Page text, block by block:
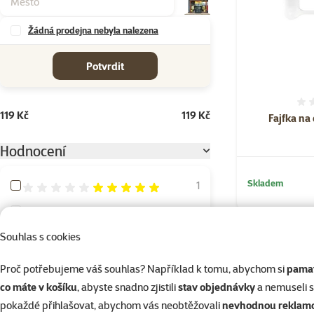
Souhlas s cookies
Proč potřebujeme váš souhlas? Například k tomu, abychom si
co máte v košíku, abyste snadno zjistilistav objednávkya nemuseli
pokaždé přihlašovat, abychom vás neobtěžovalinevhodnou
Žádná prodejna nebyla nalezena
Potvrdit
119 Kč 119 Kč
Hodnocení
Hodnocení 100%
1
Hodnocení 80%
0
Hodnocení 20%
0
Fajfka
Skladem